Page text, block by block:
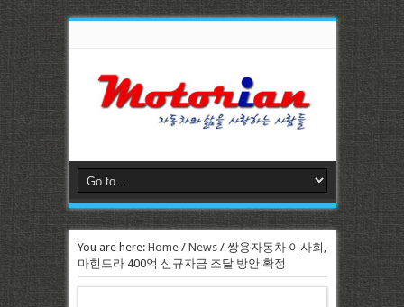
You are here: Home/ News/ 쌍용자동차 이사회,
마힌드라 400억 신규자금 조달 방안 확정